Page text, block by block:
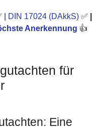
| DIN 17024 (DAkkS) ✅
Anerkennung 👍
für
Eine